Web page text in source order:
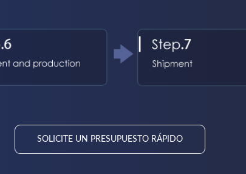
SOLICITE UN PRESUPUESTO RÁPIDO